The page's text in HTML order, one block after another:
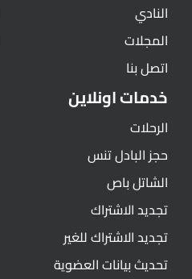
النادي
المجلات
اتصل بنا
خدمات اونلاين
الرحلات
حجز البادل تنس
الشاتل باص
تجديد الاشتراك
تجديد الاشتراك للغير
تحديث بيانات العضوية